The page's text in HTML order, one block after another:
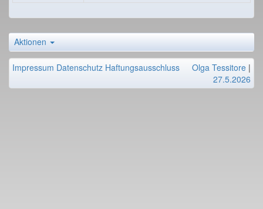
Aktionen
Impressum Datenschutz Haftungsausschluss Olga Tessitore |
27.5.2026